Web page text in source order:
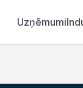
Uzņēmumi